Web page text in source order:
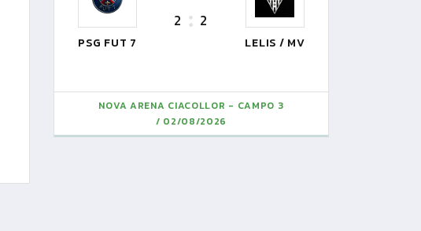
PSG FUT 7
2 2
LELIS / MV
NOVA ARENA CIACOLLOR - CAMPO 3
02/08/2026